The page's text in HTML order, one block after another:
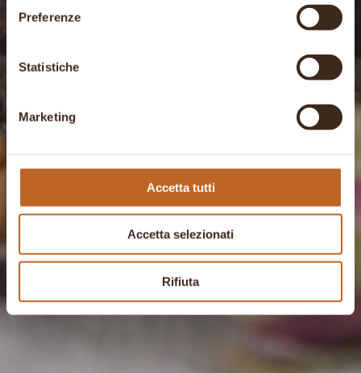
Preferenze
Statistiche
Marketing
Accetta tutti
Accetta selezionati
Rifiuta